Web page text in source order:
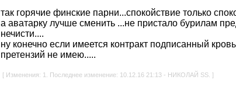
так горячие финские парни...спокойствие только
а аватарку лучше сменить ...не пристало бурилам
нечисти....
ну конечно если имеется контракт подписанный
претензий не имею.....
[ Изменения: 1. Последнее изменение: 10.12.16 21:13 - НИКОЛАЙ SS. ]